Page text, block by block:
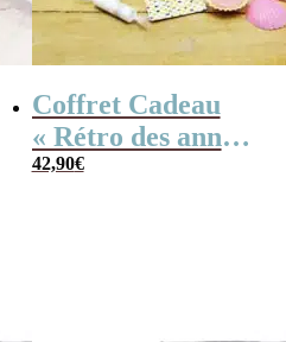
Coffret Cadeau
« Rétro des années
80 » Femme –
42,90€